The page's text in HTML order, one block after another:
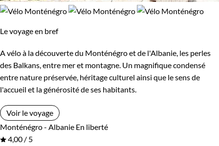
Le voyage en bref
A vélo à la découverte du Monténégro et de l'Albanie, les perles
des Balkans, entre mer et montagne. Un magnifique condensé
entre nature préservée, héritage culturel ainsi que le sens de
l'accueil et la générosité de ses habitants.
Voir le voyage
Monténégro - Albanie En liberté
4,00 / 5